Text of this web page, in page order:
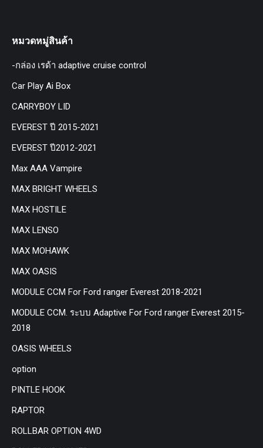
หมวดหมู่สินค้า
-กล่อง เรด้า adaptive cruise control
Car Play Ai Box
CARRYBOY LID
EVEREST ปี 2015-2021
EVEREST ปี2012-2021
Max AAA Vampire
MAX BRIGHT WHEELS
MAX HOSTILE
MAX LENSO
MAX MOHAWK
MAX OASIS
MODULE CCM For Ford ranger Everest 2018-2021
MODULE CCM. ระบบ Adaptive For Ford ranger Everest 2015-
2018
OASIS WHEELS
option
PINTLE HOOK
RAPTOR
ROLLBAR OPTION 4WD